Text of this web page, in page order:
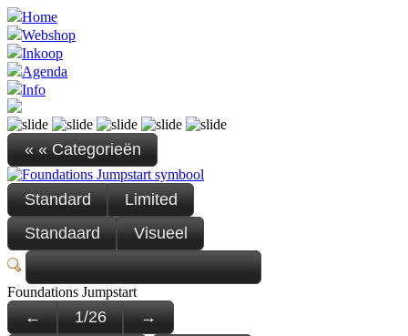
Home
Webshop
Inkoop
Agenda
Info
« « Categorieën
Standard
Limited
Standaard
Visueel
Foundations Jumpstart
← 1/26
→